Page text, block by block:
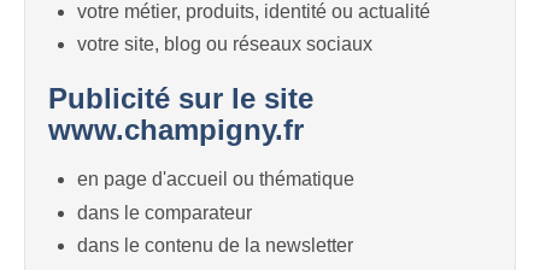
votre métier, produits, identité ou actualité
votre site, blog ou réseaux sociaux
Publicité sur le site
www.champigny.fr
en page d'accueil ou thématique
dans le comparateur
dans le contenu de la newsletter